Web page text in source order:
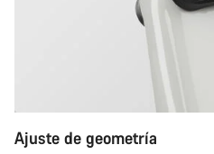
Ajuste de geometría